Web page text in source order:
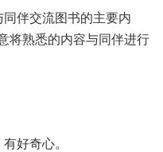
伴交流图书的主要内
将熟悉的内容与同伴进行
好奇心。